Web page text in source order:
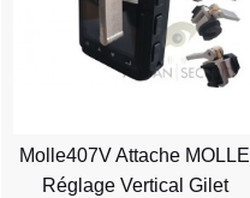
Molle407V Attache MOLLE
Réglage Vertical Gilet